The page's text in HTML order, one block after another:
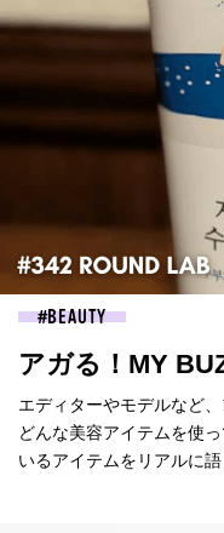
BEAUTY
アガる！MY
エディターやモデルなど
どんな美容アイテムを使
いるアイテムをリアルに